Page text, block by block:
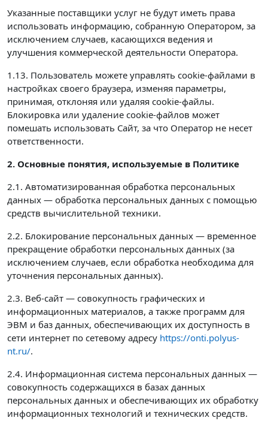
Указанные поставщики услуг не будут иметь права
использовать информацию, собранную Оператором, за
исключением случаев, касающихся ведения и
улучшения коммерческой деятельности Оператора.
1.13. Пользователь можете управлять cookie-файлами в
настройках своего браузера, изменяя параметры,
принимая, отклоняя или удаляя cookie-файлы.
Блокировка или удаление cookie-файлов может
помешать использовать Сайт, за что Оператор не несет
ответственности.
2. Основные понятия, используемые в Политике
2.1. Автоматизированная обработка персональных
данных — обработка персональных данных с помощью
средств вычислительной техники.
2.2. Блокирование персональных данных — временное
прекращение обработки персональных данных (за
исключением случаев, если обработка необходима для
уточнения персональных данных).
2.3. Веб-сайт — совокупность графических и
информационных материалов, а также программ для
ЭВМ и баз данных, обеспечивающих их доступность в
сети интернет по сетевому адресу https://onti.polyus-
nt.ru/.
2.4. Информационная система персональных данных —
совокупность содержащихся в базах данных
персональных данных и обеспечивающих их обработку
информационных технологий и технических средств.